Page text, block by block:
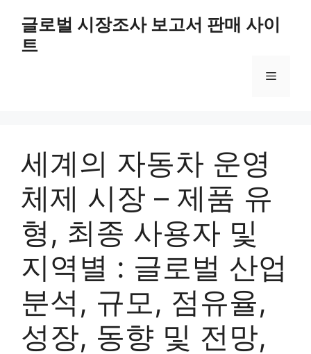
content
글로벌 시장조사 보고서 판매 사이
트
Menu
세계의 자동차 운영
체제 시장 – 제품 유
형, 최종 사용자 및
지역별 : 글로벌 산업
분석, 규모, 점유율,
성장, 동향 및 전망,